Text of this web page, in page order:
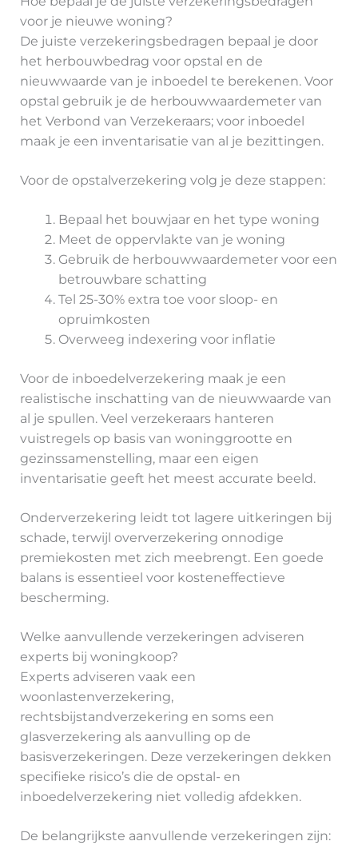
voor je nieuwe woning?
De juiste verzekeringsbedragen bepaal je door
het herbouwbedrag voor opstal en de
nieuwwaarde van je inboedel te berekenen. Voor
opstal gebruik je de herbouwwaardemeter van
het Verbond van Verzekeraars; voor inboedel
maak je een inventarisatie van al je bezittingen.
Voor de opstalverzekering volg je deze stappen:
Bepaal het bouwjaar en het type woning
Meet de oppervlakte van je woning
Gebruik de herbouwwaardemeter voor een
betrouwbare schatting
Tel 25-30% extra toe voor sloop- en
opruimkosten
Overweeg indexering voor inflatie
Voor de inboedelverzekering maak je een
realistische inschatting van de nieuwwaarde van
al je spullen. Veel verzekeraars hanteren
vuistregels op basis van woninggrootte en
gezinssamenstelling, maar een eigen
inventarisatie geeft het meest accurate beeld.
Onderverzekering leidt tot lagere uitkeringen bij
schade, terwijl oververzekering onnodige
premiekosten met zich meebrengt. Een goede
balans is essentieel voor kosteneffectieve
bescherming.
Welke aanvullende verzekeringen adviseren
experts bij woningkoop?
Experts adviseren vaak een
woonlastenverzekering,
rechtsbijstandverzekering en soms een
glasverzekering als aanvulling op de
basisverzekeringen. Deze verzekeringen dekken
specifieke risico’s die de opstal- en
inboedelverzekering niet volledig afdekken.
De belangrijkste aanvullende verzekeringen zijn: